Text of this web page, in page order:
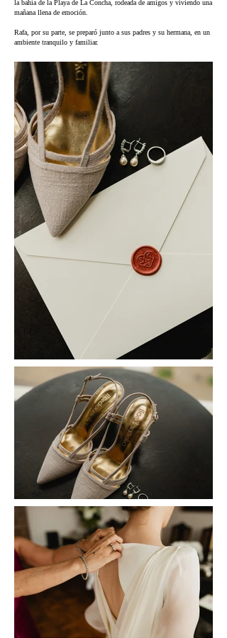
la bahía de la Playa de La Concha, rodeada de amigos y viviendo una
mañana llena de emoción.
Rafa, por su parte, se preparó junto a sus padres y su hermana, en un
ambiente tranquilo y familiar.